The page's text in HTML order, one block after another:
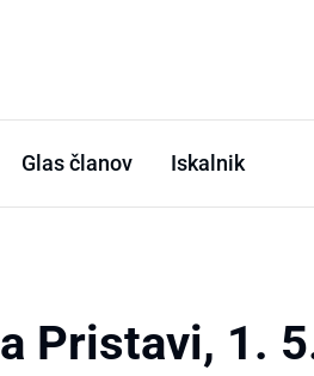
Glas članov Iskalnik
Pristavi, 1.